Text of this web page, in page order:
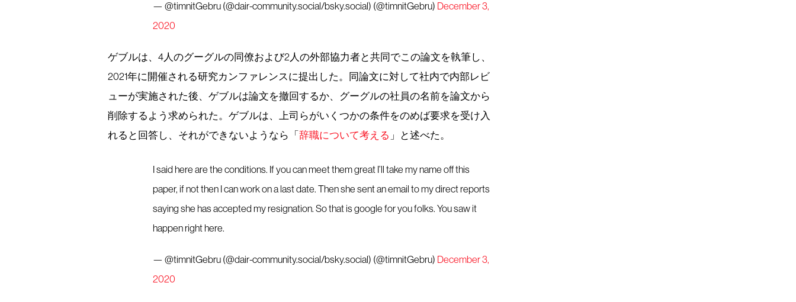
— @timnitGebru (@dair-community.social/bsky.social) (@timnitGebru) December 3,
2020
ゲブルは、4人のグーグルの同僚および2人の外部協力者と共同でこの論文を執筆し、
2021年に開催される研究カンファレンスに提出した。同論文に対して社内で内部レビ
ューが実施された後、ゲブルは論文を撤回するか、グーグルの社員の名前を論文から
削除するよう求められた。ゲブルは、上司らがいくつかの条件をのめば要求を受け入
れると回答し、それができないようなら「 辞職について考える 」と述べた。
I said here are the conditions. If you can meet them great I’ll take my name off this
paper, if not then I can work on a last date. Then she sent an email to my direct reports
saying she has accepted my resignation. So that is google for you folks. You saw it
happen right here.
— @timnitGebru (@dair-community.social/bsky.social) (@timnitGebru) December 3,
2020